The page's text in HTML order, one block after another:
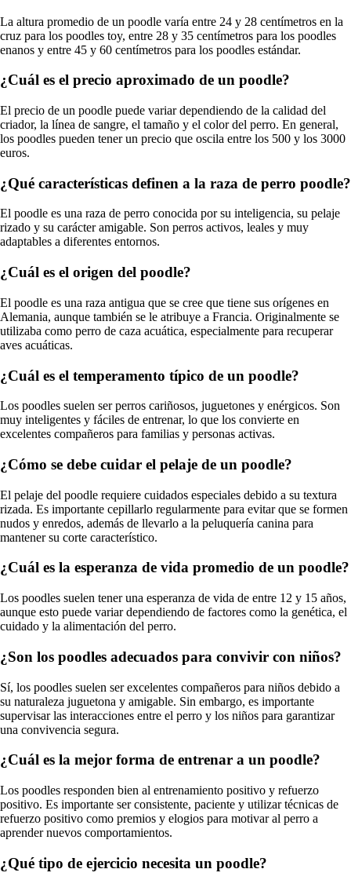
La altura promedio de un poodle varía entre 24 y 28 centímetros en la
cruz para los poodles toy, entre 28 y 35 centímetros para los poodles
enanos y entre 45 y 60 centímetros para los poodles estándar.
¿Cuál es el precio aproximado de un poodle?
El precio de un poodle puede variar dependiendo de la calidad del
criador, la línea de sangre, el tamaño y el color del perro. En general,
los poodles pueden tener un precio que oscila entre los 500 y los 3000
euros.
¿Qué características definen a la raza de perro poodle?
El poodle es una raza de perro conocida por su inteligencia, su pelaje
rizado y su carácter amigable. Son perros activos, leales y muy
adaptables a diferentes entornos.
¿Cuál es el origen del poodle?
El poodle es una raza antigua que se cree que tiene sus orígenes en
Alemania, aunque también se le atribuye a Francia. Originalmente se
utilizaba como perro de caza acuática, especialmente para recuperar
aves acuáticas.
¿Cuál es el temperamento típico de un poodle?
Los poodles suelen ser perros cariñosos, juguetones y enérgicos. Son
muy inteligentes y fáciles de entrenar, lo que los convierte en
excelentes compañeros para familias y personas activas.
¿Cómo se debe cuidar el pelaje de un poodle?
El pelaje del poodle requiere cuidados especiales debido a su textura
rizada. Es importante cepillarlo regularmente para evitar que se formen
nudos y enredos, además de llevarlo a la peluquería canina para
mantener su corte característico.
¿Cuál es la esperanza de vida promedio de un poodle?
Los poodles suelen tener una esperanza de vida de entre 12 y 15 años,
aunque esto puede variar dependiendo de factores como la genética, el
cuidado y la alimentación del perro.
¿Son los poodles adecuados para convivir con niños?
Sí, los poodles suelen ser excelentes compañeros para niños debido a
su naturaleza juguetona y amigable. Sin embargo, es importante
supervisar las interacciones entre el perro y los niños para garantizar
una convivencia segura.
¿Cuál es la mejor forma de entrenar a un poodle?
Los poodles responden bien al entrenamiento positivo y refuerzo
positivo. Es importante ser consistente, paciente y utilizar técnicas de
refuerzo positivo como premios y elogios para motivar al perro a
aprender nuevos comportamientos.
¿Qué tipo de ejercicio necesita un poodle?